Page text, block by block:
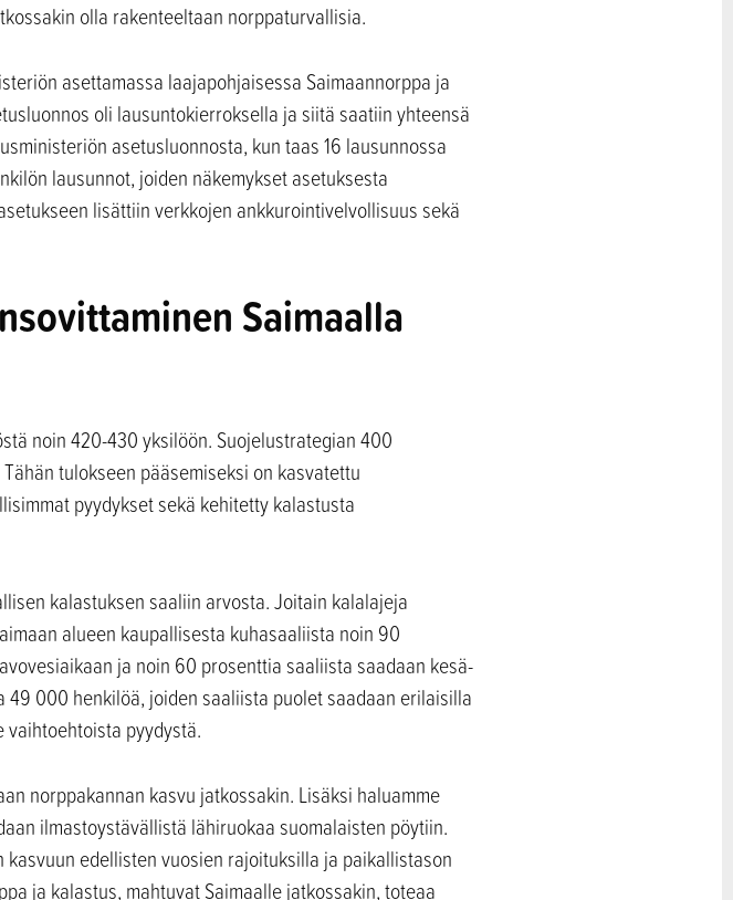
olla rakenteeltaan norppaturvallisia.
asettamassa laajapohjaisessa Saimaannorppa ja
oli lausuntokierroksella ja siitä saatiin yhteensä
asetusluonnosta, kun taas 16 lausunnossa
lausunnot, joiden näkemykset asetuksesta
lisättiin verkkojen ankkurointivelvollisuus sekä
Saimaalla
noin 420-430 yksilöön. Suojelustrategian 400
tulokseen pääsemiseksi on kasvatettu
pyydykset sekä kehitetty kalastusta
kalastuksen saaliin arvosta. Joitain kalalajeja
alueen kaupallisesta kuhasaaliista noin 90
ja noin 60 prosenttia saaliista saadaan kesä-
000 henkilöä, joiden saaliista puolet saadaan erilaisilla
pyydystä.
norppakannan kasvu jatkossakin. Lisäksi haluamme
ilmastoystävällistä lähiruokaa suomalaisten pöytiin.
edellisten vuosien rajoituksilla ja paikallistason
ja kalastus, mahtuvat Saimaalle jatkossakin, toteaa